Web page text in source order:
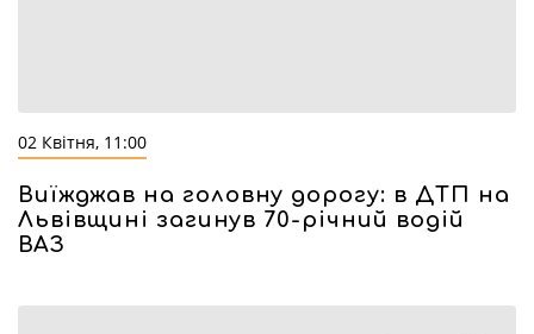
02 Квітня, 11:00
Виїжджав на головну дорогу: в ДТП на
Львівщині загинув 70-річний водій
ВАЗ